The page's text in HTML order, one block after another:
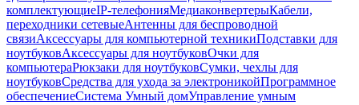
комплектующиеIP-телефонияМедиаконвертерыКабели,
переходники сетевыеАнтенны для беспроводной
связиАксессуары для компьютерной техникиПодставки для
ноутбуковАксессуары для ноутбуковОчки для
компьютераРюкзаки для ноутбуковСумки, чехлы для
ноутбуковСредства для ухода за электроникойПрограммное
обеспечениеСистема Умный домУправление умным